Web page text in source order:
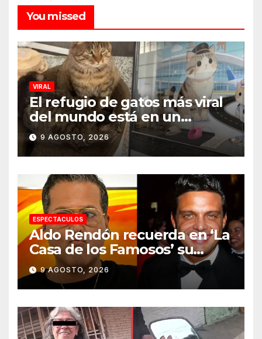
You missed
VIRAL
El refugio de gatos más viral
del mundo está en un
aeropuerto internacional y
tiene a tres felinos
patrullando las puertas de
embarque
9 AGOSTO, 2026
ESPECTACULOS
Aldo Rendón recuerda en ‘La
Casa de los Famosos’ su
encuentro con Luis Miguel
9 AGOSTO, 2026